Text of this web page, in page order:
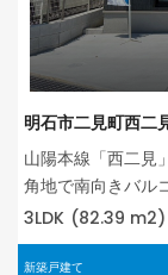
明石市二見町西二
山陽本線「西二
角地で南向きバル
3LDK (82.39 m2)
新築戸建て